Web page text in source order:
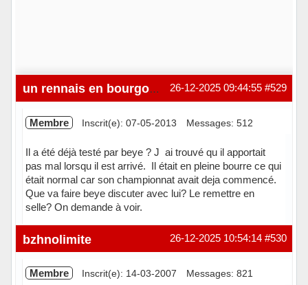
#529
26-12-2025 09:44:55
un rennais en bourgogne
Membre Inscrit(e): 07-05-2013 Messages: 512
Il a été déjà testé par beye ? J ai trouvé qu il apportait
pas mal lorsqu il est arrivé. Il était en pleine bourre ce qui
était normal car son championnat avait deja commencé.
Que va faire beye discuter avec lui? Le remettre en
selle? On demande à voir.
Hors ligne #530
26-12-2025 10:54:14
bzhnolimite
Membre Inscrit(e): 14-03-2007 Messages: 821